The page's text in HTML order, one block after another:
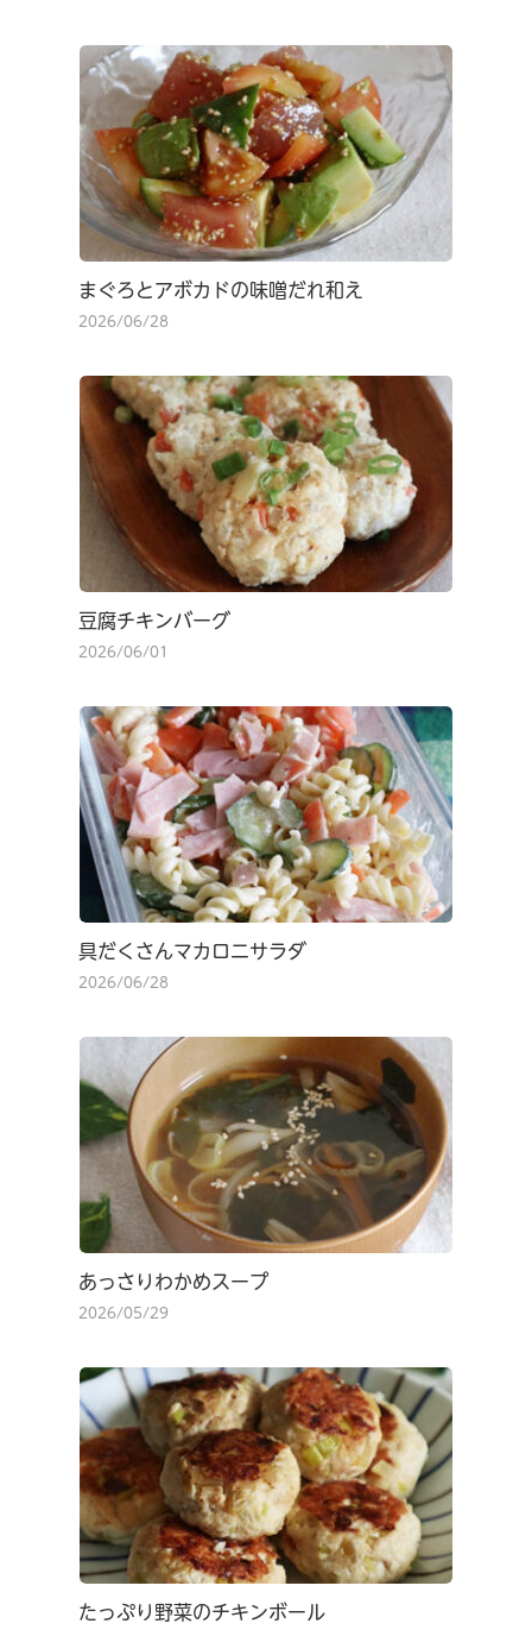
まぐろとアボカドの味噌だれ和え
2026/06/28
豆腐チキンバーグ
2026/06/01
具だくさんマカロニサラダ
2026/06/28
あっさりわかめスープ
2026/05/29
たっぷり野菜のチキンボール